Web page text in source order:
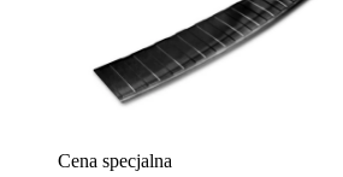
Cena specjalna